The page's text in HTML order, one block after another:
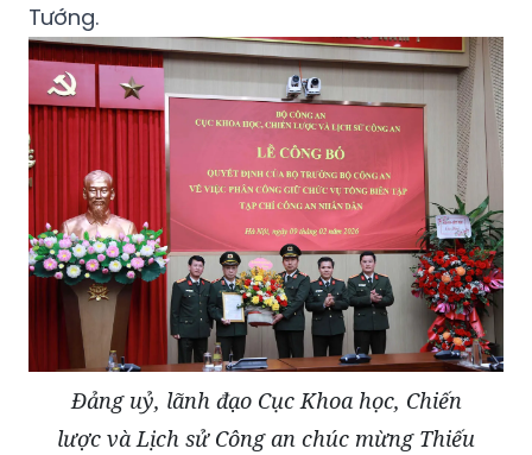
Tướng.
Đảng uỷ, lãnh đạo Cục Khoa học, Chiến
lược và Lịch sử Công an chúc mừng Thiếu